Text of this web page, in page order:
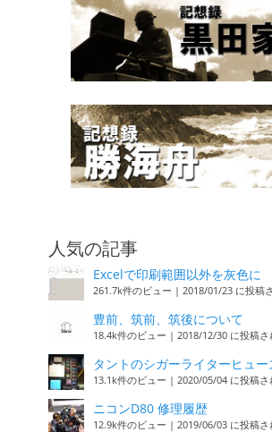
人気の記事
Excelで印刷範囲以外を灰色に
261.7k件のビュー | 2018/01/23 に投稿
豊前、筑前、筑後について
18.4k件のビュー | 2018/12/30 に投稿さ
タントのシガーライターヒュ
13.1k件のビュー | 2020/05/04 に投稿さ
ニコンD80 修理履歴
12.9k件のビュー | 2019/06/03 に投稿さ